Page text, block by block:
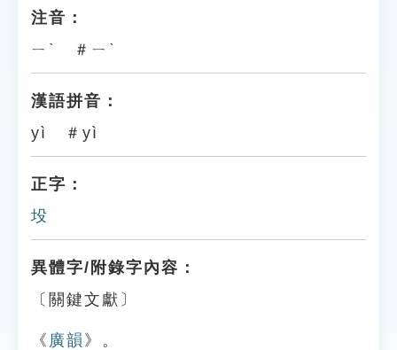
注音：
ㄧˋ ＃ㄧˋ
漢語拼音：
yì ＃yì
正字：
坄
異體字/附錄字內容：
〔關鍵文獻〕
《 廣韻 》。